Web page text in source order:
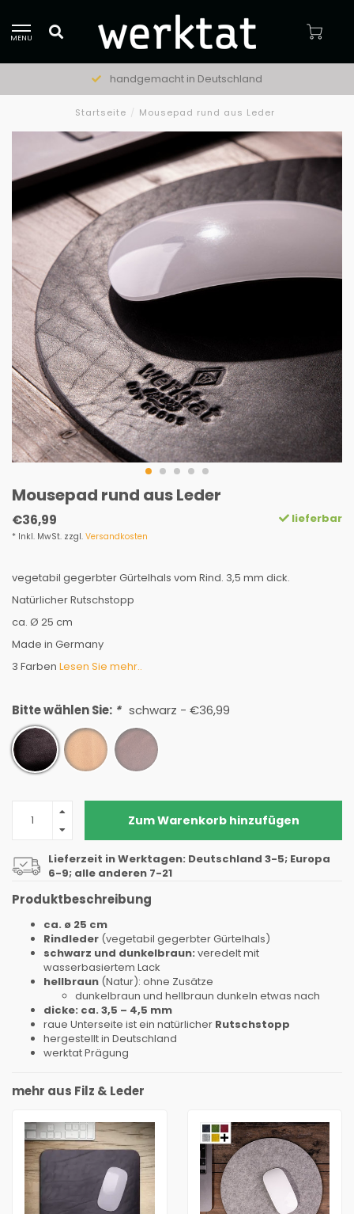
MENU
handgemacht in Deutschland
Startseite / Mousepad rund aus Leder
Mousepad rund aus Leder
€36,99
* Inkl. MwSt. zzgl. Versandkosten
lieferbar
vegetabil gegerbter Gürtelhals vom Rind. 3,5 mm dick.
Natürlicher Rutschstopp
ca. Ø 25 cm
Made in Germany
3 Farben Lesen Sie mehr..
Bitte wählen Sie: * schwarz - €36,99
Zum Warenkorb hinzufügen
Lieferzeit in Werktagen: Deutschland 3-5; Europa
6-9; alle anderen 7-21
Produktbeschreibung
ca. ø 25 cm
Rindleder (vegetabil gegerbterGürtelhals)
schwarz und dunkelbraun: veredelt mit
wasserbasiertem Lack
hellbraun (Natur): ohne Zusätze
dunkelbraun und hellbraun dunkeln etwas nach
dicke: ca. 3,5 – 4,5 mm
raue Unterseite ist ein natürlicher Rutschstopp
hergestelltin Deutschland
werktat Prägung
mehr aus Filz & Leder